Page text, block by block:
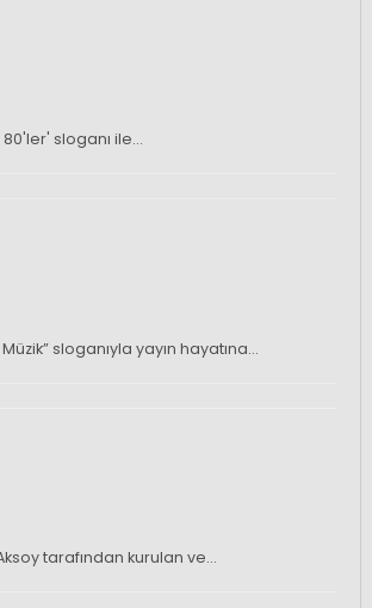
80'ler' sloganı ile…
sloganıyla yayın hayatına…
tarafından kurulan ve…